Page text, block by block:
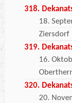
318.
18.
Ziersdorf
319.
16.
320.
20.